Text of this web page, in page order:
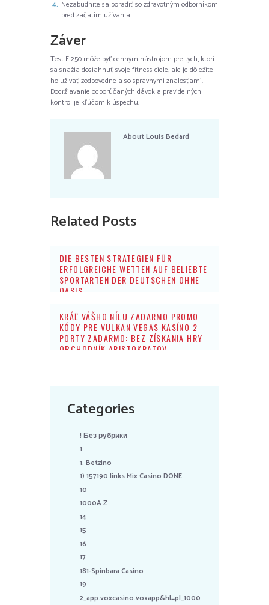
Nezabudnite sa poradiť so zdravotným odborníkom
pred začatím užívania.
Záver
Test E 250 môže byť cenným nástrojom pre tých, ktorí
sa snažia dosiahnuť svoje fitness ciele, ale je dôležité
ho užívať zodpovedne a so správnymi znalosťami.
Dodržiavanie odporúčaných dávok a pravidelných
kontrol je kľúčom k úspechu.
AboutLouis Bedard
Related Posts
DIE BESTEN STRATEGIEN FÜR
ERFOLGREICHE WETTEN AUF BELIEBTE
SPORTARTEN DER DEUTSCHEN OHNE
OASIS
KRÁĽ VÁŠHO NÍLU ZADARMO PROMO
KÓDY PRE VULKAN VEGAS KASÍNO 2
PORTY ZADARMO: BEZ ZÍSKANIA HRY
OBCHODNÍK ARISTOKRATOV
Categories
! Без рубрики
1
1. Betzino
1) 157190 links Mix Casino DONE
10
1000A Z
14
15
16
17
181-Spinbara Casino
19
2_app.voxcasino.voxapp&hl=pl_1000